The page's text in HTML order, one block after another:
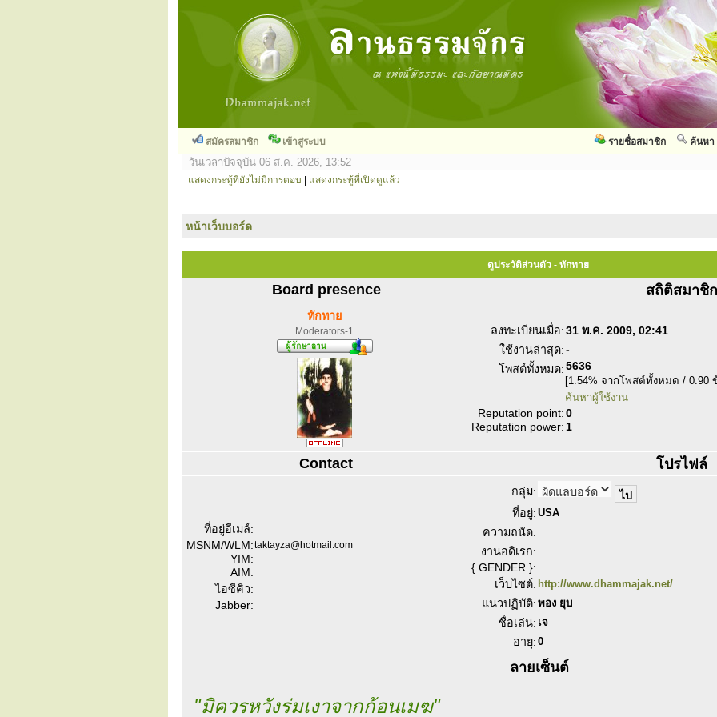
สมัครสมาชิก เข้าสู่ระบบ ค้นหา
รายชื่อสมาชิก
วันเวลาปัจจุบัน 06 ส.ค. 2026, 13:52
แสดงกระทู้ที่ยังไม่มีการตอบ แสดงกระทู้ที่เปิดดูแล้ว
หน้าเว็บบอร์ด
ดูประวัติส่วนตัว - ทักทาย
Board presence สถิติสมาชิก
ทักทาย
Moderators-1 ลงทะเบียนเมื่อ:31 พ.ค. 2009, 02:41
ใช้งานล่าสุด:-
โพสต์ทั้งหมด:5636
[1.54% จากโพสต์ทั้งหมด / 0.90
ค้นหาผู้ใช้งาน
Reputation point:0
Reputation power: 1
Contact โปรไฟล์
ที่อยู่อีเมล์:
MSNM/WLM:taktayza@hotmail.com
YIM:
AIM:
ไอซีคิว:
Jabber:
กลุ่ม:
ที่อยู่: USA
ความถนัด:
งานอดิเรก:
{ GENDER }:
เว็บไซต์: http://www.dhammajak.net/
แนวปฏิบัติ: พอง ยุบ
ชื่อเล่น: เจ
อายุ: 0
ลายเซ็นต์
"มิควรหวังร่มเงาจากก้อนเมฆ"